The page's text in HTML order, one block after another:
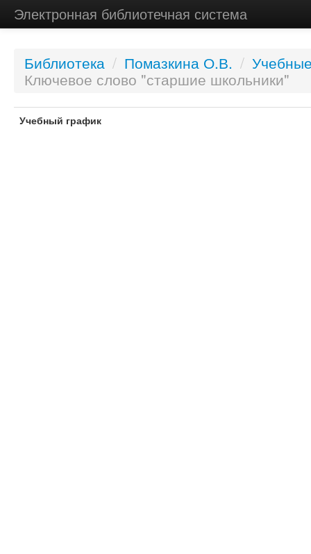
Электронная библиотечная система
Библиотека / Помазкина О.В. /
Ключевое слово "старшие школьники"
Учебный график